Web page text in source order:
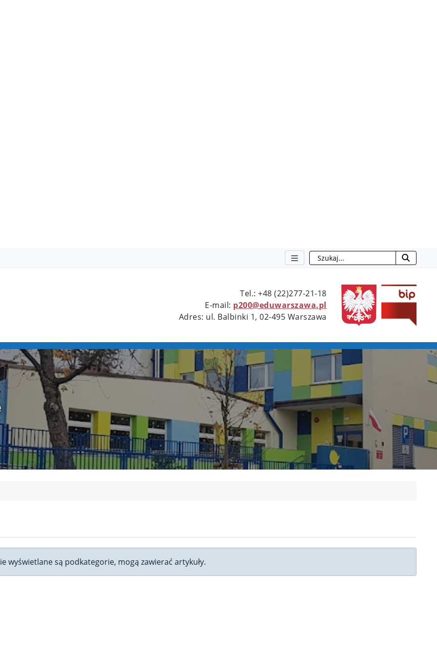
Szukaj
Tel.: +48 (22)277-21-18
E-mail: p200@eduwarszawa.pl
Adres: ul. Balbinki 1, 02-495 Warszawa
wyświetlane są podkategorie, mogą zawierać artykuły.